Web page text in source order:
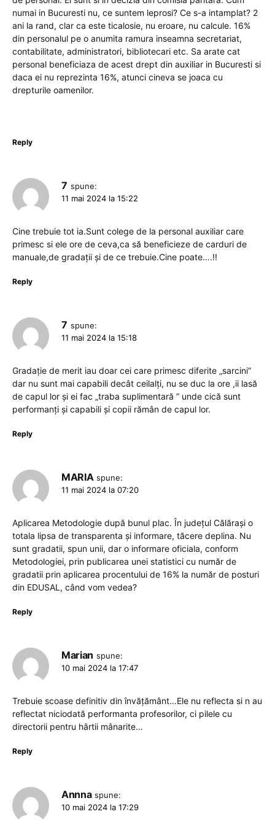
numai in Bucuresti nu, ce suntem leprosi? Ce s-a intamplat? 2
ani la rand, clar ca este ticalosie, nu eroare, nu calcule. 16%
din personalul pe o anumita ramura inseamna secretariat,
contabilitate, administratori, bibliotecari etc. Sa arate cat
personal beneficiaza de acest drept din auxiliar in Bucuresti si
daca ei nu reprezinta 16%, atunci cineva se joaca cu
drepturile oamenilor.
Reply
7 spune:
11 mai 2024 la 15:22
Cine trebuie tot ia.Sunt colege de la personal auxiliar care
primesc si ele ore de ceva,ca să beneficieze de carduri de
manuale,de gradații și de ce trebuie.Cine poate….!!
Reply
7 spune:
11 mai 2024 la 15:18
Gradație de merit iau doar cei care primesc diferite „sarcini”
dar nu sunt mai capabili decât ceilalți, nu se duc la ore ,ii lasă
de capul lor și ei fac „traba suplimentară ” unde cică sunt
performanți și capabili și copii rămân de capul lor.
Reply
MARIA spune:
11 mai 2024 la 07:20
Aplicarea Metodologie după bunul plac. În județul Călărași o
totala lipsa de transparenta și informare, tăcere deplina. Nu
sunt gradatii, spun unii, dar o informare oficiala, conform
Metodologiei, prin publicarea unei statistici cu număr de
gradatii prin aplicarea procentului de 16% la număr de posturi
din EDUSAL, când vom vedea?
Reply
Marian spune:
10 mai 2024 la 17:47
Trebuie scoase definitiv din învățământ…Ele nu reflecta si n au
reflectat niciodată performanta profesorilor, ci pilele cu
directorii pentru hârtii mânarite…
Reply
Annna spune:
10 mai 2024 la 17:29